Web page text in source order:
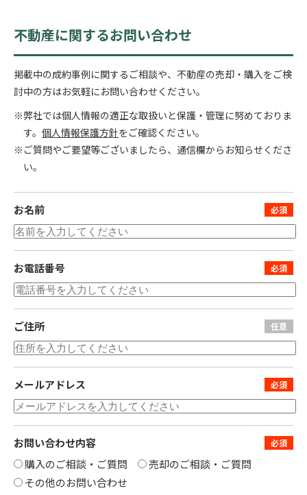
不動産に関するお問い合わせ
掲載中の成約事例に関するご相談や、不動産の売却・購入をご検
討中の方はお気軽にお問い合わせください。
※弊社では個人情報の適正な取扱いと保護・管理に努めておりま
す。 個人情報保護方針をご確認ください。
※ご質問やご要望等ございましたら、通信欄からお知らせくださ
い。
お名前
お電話番号
ご住所
メールアドレス
お問い合わせ内容
購入のご相談・ご質問
売却のご相談・ご質問
その他のお問い合わせ